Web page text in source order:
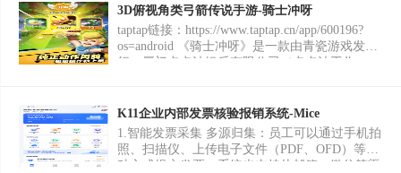
取，pandas 库进行批量数据处理与 Excel 文件导
出，通过 time 模块添加随机延时构建反爬策
略。 个人负责内容与量化成果 本人独立完成全
部代码编写与项目落地，定向抓取上海平面设
据剔除、异常薪资格式修正，最终输出两份完整
结构化 Excel 数据集，数据完整率达 98% 以上，
可直接导入工具进行可视化分析。 难点与解决方
案 难点 1：网站存在访问频率限制，短时间高频
3D俯视角类弓箭传说手游-骑士冲呀
taptap链接：https://www.taptap.cn/app/600196?
os=android 《骑士冲呀》是一款由青瓷游戏发
行、厦门卡卡波娱乐有限公司（卡卡波工作
式全平台公测上线。游戏以单手操作的爽快战斗
为核心体验，玩家在"普罗特罗"星球上操控骑士
团成员，在数百个关卡中展开冒险。 核心玩法与
功能 核心战斗系统：融合Roguelike元素的动
K11企业内部发票核验报销系统-Mice
1.智能发票采集 多源归集：员工可以通过手机拍
照、扫描仪、上传电子文件（PDF、OFD）等多
种方式提交发票。系统也支持从邮箱、微信等渠